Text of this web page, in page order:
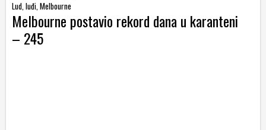
Lud, luđi, Melbourne
Melbourne postavio rekord dana u karanteni
– 245